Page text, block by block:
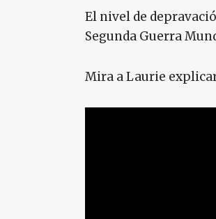
El nivel de
Segunda Guerra
Mira a Laurie